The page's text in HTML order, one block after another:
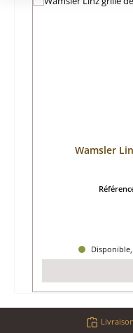
Wamsler